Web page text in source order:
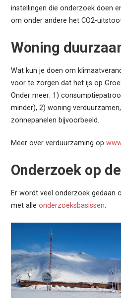
instellingen die onderzoek doen
om onder andere het CO2-
Woning
Wat kun je doen om
voor te zorgen dat het ijs op
Onder meer: 1)
minder), 2) woning
zonnepanelen bijvoorbeeld.
Meer over verduurzaming op
Onderzoek op
Er wordt veel onderzoek gedaan
met alleonderzoeksbasissen.